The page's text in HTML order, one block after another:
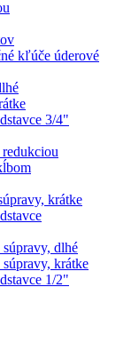
kľúče úderové
3/4"
redukciou
krátke
dlhé
krátke
1/2"